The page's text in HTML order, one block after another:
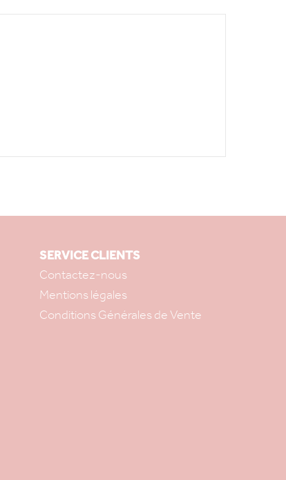
SERVICE CLIENTS
Contactez-nous
Mentions légales
Conditions Générales de Vente